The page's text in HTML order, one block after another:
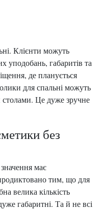
Клієнти можуть
уподобань, габаритів та
де планується
для спальні можуть
Це дуже зручне
без
має
тим, що для
велика кількість
габаритні. Та й не всі